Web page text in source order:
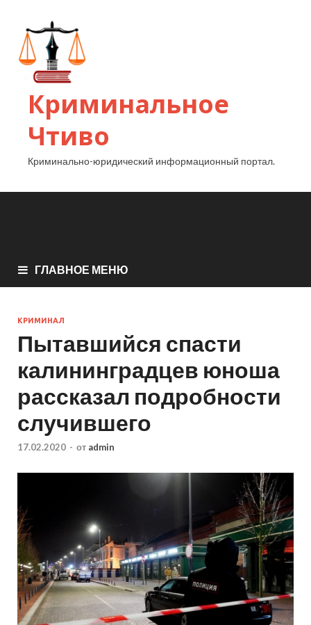
Криминальное
Чтиво
Криминально-юридический информационный портал.
ГЛАВНОЕ МЕНЮ
КРИМИНАЛ
Пытавшийся спасти
калининградцев юноша
рассказал подробности
случившего
17.02.2020 - от admin